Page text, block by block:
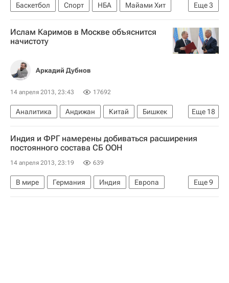
Еще3
Баскетбол Спорт НБА
Майами Хит
Чикаго Буллз
Леброн Джеймс Дуэйн Уэйд
Ислам Каримов в Москве объяснится
начистоту
Аркадий Дубнов
14 апреля 2013, 23:43 17692
Еще 18
Аналитика Андижан Китай
Бишкек
Ташкент
Москва
Центральный ФО
Киргизия
Азия Весь мир
Европа
Андижанская область
Узбекистан
Владимир Путин
Ислам Каримов
Джон Керри
Гульнара Каримова
МТС
Индия и ФРГ намерены добиваться расширения
постоянного состава СБ ООН
14 апреля 2013, 23:19 639
Еще9
В мире Германия Индия
Европа
Азия
Весь мир
Кофи Аннан